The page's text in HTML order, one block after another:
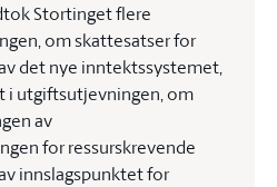
Stortinget flere
om skattesatser for
det nye inntektssystemet,
i utgiftsutjevningen, om
av
for ressurskrevende
innslagspunktet for